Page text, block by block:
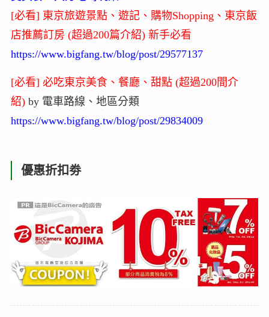
[必看] 東京旅遊景點、遊記、購物Shopping、東京飯
店推薦訂房 (超過200篇介紹) 新手必看
https://www.bigfang.tw/blog/post/29577137
[必看] 必吃東京美食、餐廳、甜點 (超過200間介
紹)by 電車路線、地區分類
https://www.bigfang.tw/blog/post/29834009
優惠折扣劵